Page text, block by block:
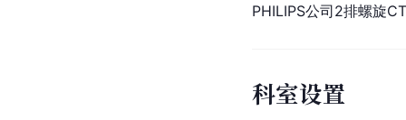
PHILIPS公司2排螺旋
科室设置